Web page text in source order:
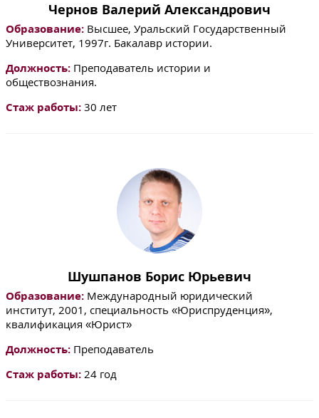
Чернов Валерий Александрович
Образование: Высшее, Уральский Государственный
Университет, 1997г. Бакалавр истории.
Должность: Преподаватель истории и
обществознания.
Стаж работы: 30 лет
Шушпанов Борис Юрьевич
Образование: Международный юридический
институт, 2001, специальность «Юриспруденция»,
квалификация «Юрист»
Должность: Преподаватель
Стаж работы: 24 год